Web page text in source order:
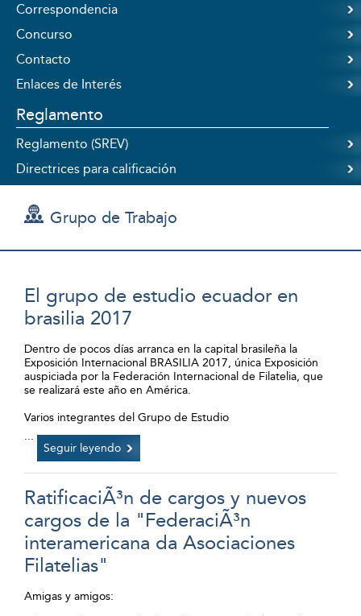
Correspondencia
Concurso
Contacto
Enlaces de Interés
Reglamento
Reglamento (SREV)
Directrices para calificación
Grupo de Trabajo
El grupo de estudio ecuador en
brasilia 2017
Dentro de pocos días arranca en la capital brasileña la
Exposición Internacional BRASILIA 2017, única Exposición
auspiciada por la Federación Internacional de Filatelia, que
se realizará este año en América.
Varios integrantes del Grupo de Estudio
...
Seguir leyendo
RatificaciÃ³n de cargos y nuevos
cargos de la "FederaciÃ³n
interamericana da Asociaciones
Filatelias"
Amigas y amigos: